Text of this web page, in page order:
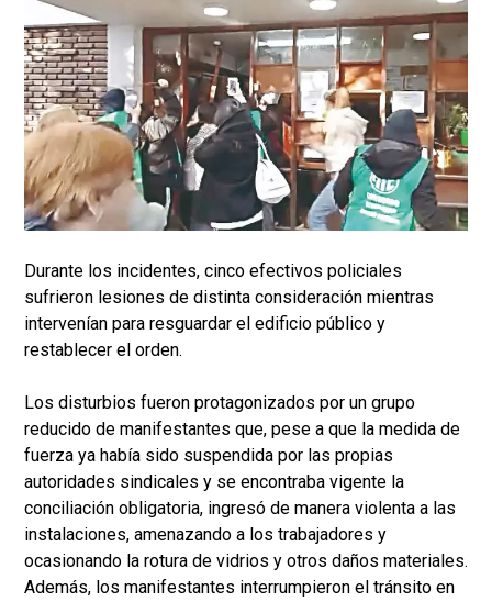
Durante los incidentes, cinco efectivos policiales
sufrieron lesiones de distinta consideración mientras
intervenían para resguardar el edificio público y
restablecer el orden.
Los disturbios fueron protagonizados por un grupo
reducido de manifestantes que, pese a que la medida de
fuerza ya había sido suspendida por las propias
autoridades sindicales y se encontraba vigente la
conciliación obligatoria, ingresó de manera violenta a las
instalaciones, amenazando a los trabajadores y
ocasionando la rotura de vidrios y otros daños materiales.
Además, los manifestantes interrumpieron el tránsito en